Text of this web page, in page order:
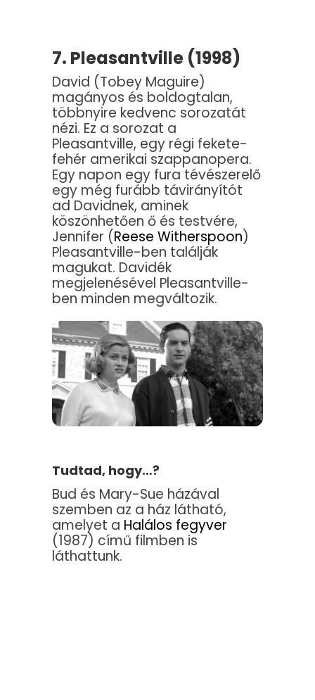
7. Pleasantville (1998)
David (Tobey Maguire)
magányos és boldogtalan,
többnyire kedvenc sorozatát
nézi. Ez a sorozat a
Pleasantville, egy régi fekete-
fehér amerikai szappanopera.
Egy napon egy fura tévészerelő
egy még furább távirányítót
ad Davidnek, aminek
köszönhetően ő és testvére,
Jennifer (Reese Witherspoon)
Pleasantville-ben találják
magukat. Davidék
megjelenésével Pleasantville-
ben minden megváltozik.
Tudtad, hogy…?
Bud és Mary-Sue házával
szemben az a ház látható,
amelyet a Halálos fegyver
(1987) című filmben is
láthattunk.